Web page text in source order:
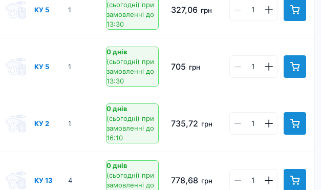
КУ 5 1
(сьогодні) при
замовленні до
13:30
327,06 грн
КУ 5 1
0 днів
(сьогодні) при
замовленні до
13:30
705 грн
КУ 2 1
0 днів
(сьогодні) при
замовленні до
16:10
735,72 грн
КУ 13 4
0 днів
(сьогодні) при
замовленні до
778,68 грн